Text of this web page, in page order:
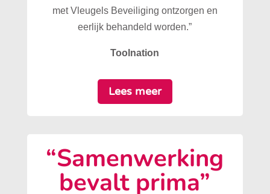
met Vleugels Beveiliging ontzorgen en
eerlijk behandeld worden.”
Toolnation
Lees meer
“Samenwerking
bevalt prima”